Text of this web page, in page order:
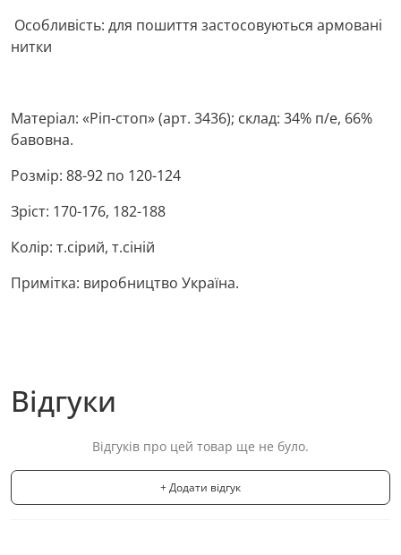
Особливість: для пошиття застосовуються армовані
нитки
Матеріал: «Ріп-стоп» (арт. 3436); склад: 34% п/е, 66%
бавовна.
Розмір: 88-92 по 120-124
Зріст: 170-176, 182-188
Колір: т.сірий, т.сіній
Примітка: виробництво Україна.
Відгуки
Відгуків про цей товар ще не було.
+ Додати відгук